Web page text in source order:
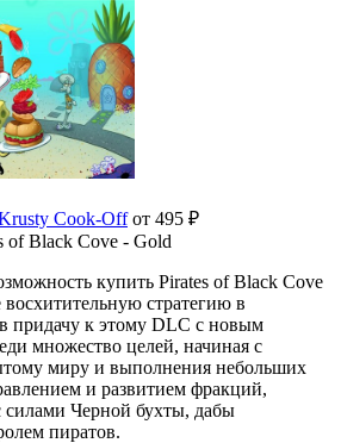
Cook-Offот 495 ₽
of Black Cove - Gold
купить Pirates of Black Cove
стратегию в
придачу к этому DLC с новым
множество целей, начиная с
миру и выполнения небольших
и развитием фракций,
силами Черной бухты, дабы
пиратов.